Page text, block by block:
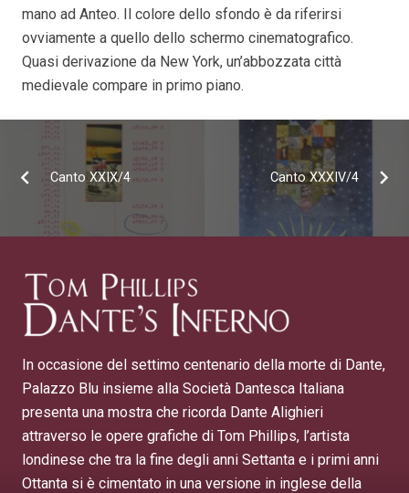
mano ad Anteo. Il colore dello sfondo è da riferirsi
ovviamente a quello dello schermo cinematografico.
Quasi derivazione da New York, un’abbozzata città
medievale compare in primo piano.
Canto XXIX/4 Canto XXXIV/4
In occasione del settimo centenario della morte di Dante,
Palazzo Blu insieme alla Società Dantesca Italiana
presenta una mostra che ricorda Dante Alighieri
attraverso le opere grafiche di Tom Phillips, l’artista
londinese che tra la fine degli anni Settanta e i primi anni
Ottanta si è cimentato in una versione in inglese della